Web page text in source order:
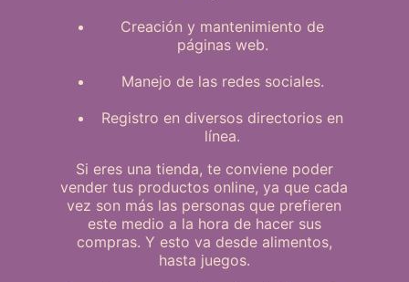
Creación y mantenimiento de
páginas web.
Manejo de las redes sociales.
Registro en diversos directorios en
línea.
Si eres una tienda, te conviene poder
vender tus productos online, ya que cada
vez son más las personas que prefieren
este medio a la hora de hacer sus
compras. Y esto va desde alimentos,
hasta juegos.